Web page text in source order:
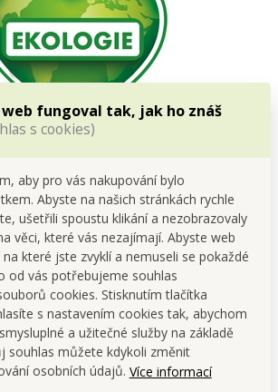
web fungoval tak, jak ho znáš
s cookies)
aby pro vás nakupování bylo
Abyste na našich stránkách rychle
ušetřili spoustu klikání a nezobrazovaly
věci, které vás nezajímají. Abyste web
které jste zvyklí a nemuseli se pokaždé
od vás potřebujeme souhlas
cookies. Stisknutím tlačítka
s nastavením cookies tak, abychom
a užitečné služby na základě
souhlas můžete kdykoli změnit
osobních údajů. Více informací
velmi koncentrovaný. Stačí menší
prostředkům. Neobsahuje
má za cíl u obyčejných výrobků ze
celkový objem tekutiny a
obalu našeho koncentrátu šetříš
zpracování odpadních plastů. Ušetříš
nadměrné plastové obaly ředěných
přepravu do supermarketu.